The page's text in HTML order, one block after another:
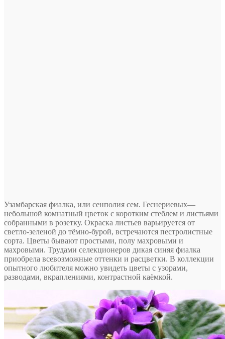
Узамбарская фиалка, или сенполия сем. Геснериевых—
небольшой комнатный цветок с коротким стеблем и листьями
собранными в розетку. Окраска листьев варьируется от
светло-зеленой до тёмно-бурой, встречаются пестролистные
сорта. Цветы бывают простыми, полу махровыми и
махровыми. Трудами селекционеров дикая синяя фиалка
приобрела всевозможные оттенки и расцветки. В коллекции
опытного любителя можно увидеть цветы с узорами,
разводами, вкраплениями, контрастной каёмкой.